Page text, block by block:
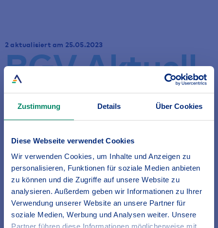
Zustimmung Details Über Cookies
Diese Webseite verwendet Cookies
Wir verwenden Cookies, um Inhalte und Anzeigen zu
personalisieren, Funktionen für soziale Medien anbieten
zu können und die Zugriffe auf unsere Website zu
analysieren. Außerdem geben wir Informationen zu Ihrer
Verwendung unserer Website an unsere Partner für
soziale Medien, Werbung und Analysen weiter. Unsere
Partner führen diese Informationen möglicherweise mit
2 aktualisiert am 25.05.2023
BGV Aktuell
Unser Jubiläumsfilm
Begeben Sie sich mit uns auf eine Zeitreise und
erleben Sie 100 Jahre BGV hautnah.